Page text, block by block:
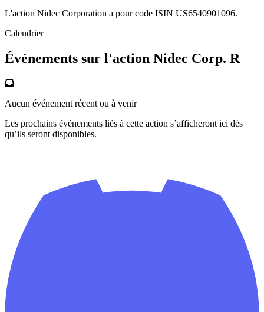
L'action Nidec Corporation a pour code ISIN US6540901096.
Calendrier
Événements sur l'action Nidec Corp. R
Aucun événement récent ou à venir
Les prochains événements liés à cette action s’afficheront ici dès
qu’ils seront disponibles.